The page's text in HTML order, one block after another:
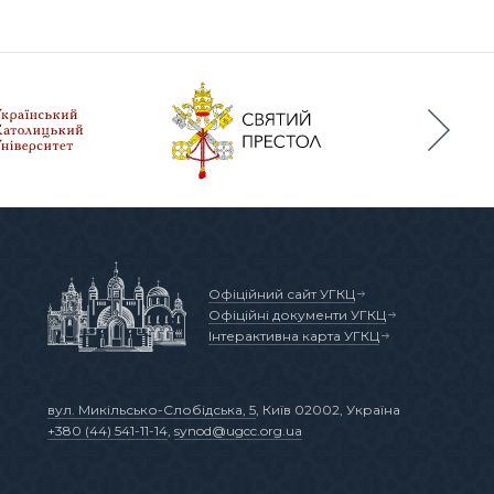
вул. Микільсько-Слобідська, 5 , Київ 02002, Україна
+380 (44) 541-11-14 synod@ugcc.org.ua
Офіційний сайт УГКЦ
Офіційні документи УГКЦ
Інтерактивна карта УГКЦ